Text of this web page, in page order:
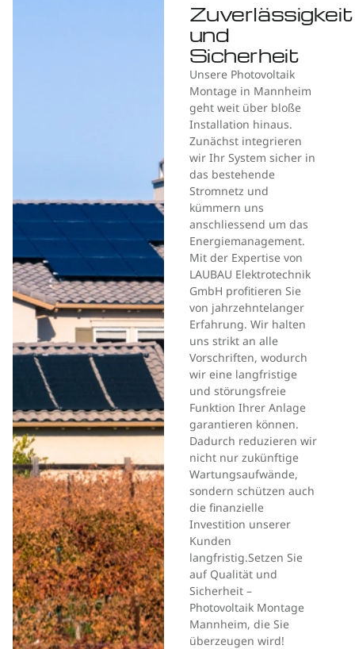
Zuverlässigkeit
und
Sicherheit
Unsere Photovoltaik
Montage in Mannheim
geht weit über bloße
Installation hinaus.
Zunächst integrieren
wir Ihr System sicher in
das bestehende
Stromnetz und
kümmern uns
anschliessend um das
Energiemanagement.
Mit der Expertise von
LAUBAU Elektrotechnik
GmbH profitieren Sie
von jahrzehntelanger
Erfahrung. Wir halten
uns strikt an alle
Vorschriften, wodurch
wir eine langfristige
und störungsfreie
Funktion Ihrer Anlage
garantieren können.
Dadurch reduzieren wir
nicht nur zukünftige
Wartungsaufwände,
sondern schützen auch
die finanzielle
Investition unserer
Kunden
langfristig.Setzen Sie
auf Qualität und
Sicherheit –
Photovoltaik Montage
Mannheim, die Sie
überzeugen wird!